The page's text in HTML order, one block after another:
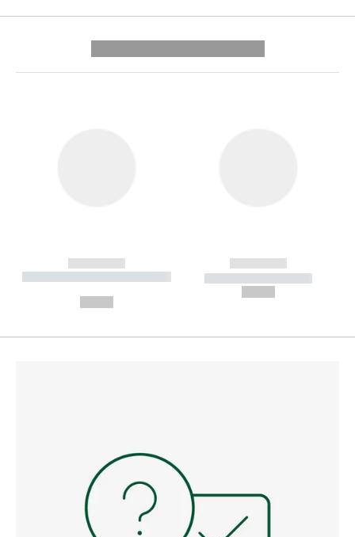
------------
----------- ----------- --------
------------
----------- -----------